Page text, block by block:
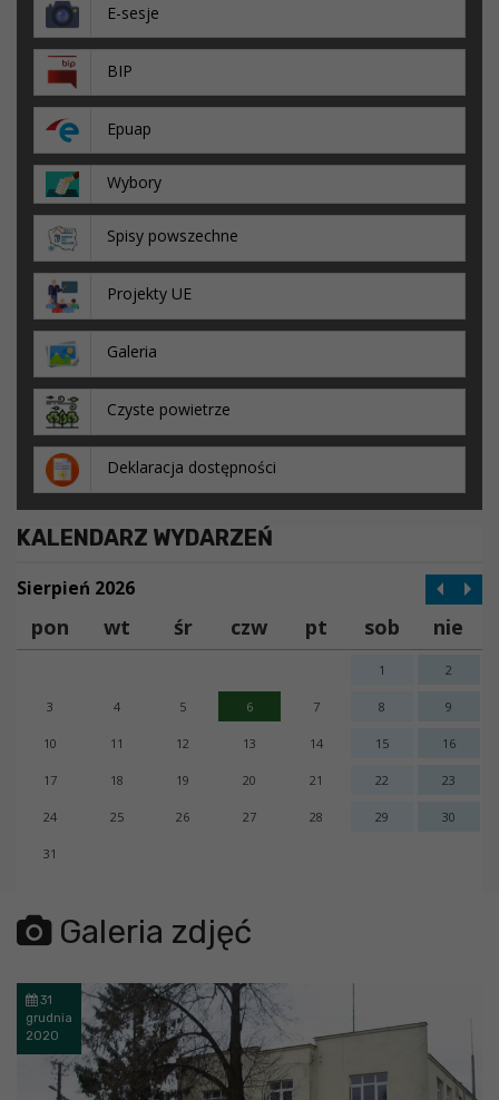
E-sesje
BIP
Epuap
Wybory
Spisy powszechne
Projekty UE
Galeria
Czyste powietrze
Deklaracja dostępności
KALENDARZ WYDARZEŃ
Sierpień 2026
pon wt śr czw pt sob nie
1 2
3 4 5 6 7 8 9
10 11 12 13 14 15 16
17 18 19 20 21 22 23
24 25 26 27 28 29 30
31
error getting json:
Galeria zdjęć
31
grudnia
2020